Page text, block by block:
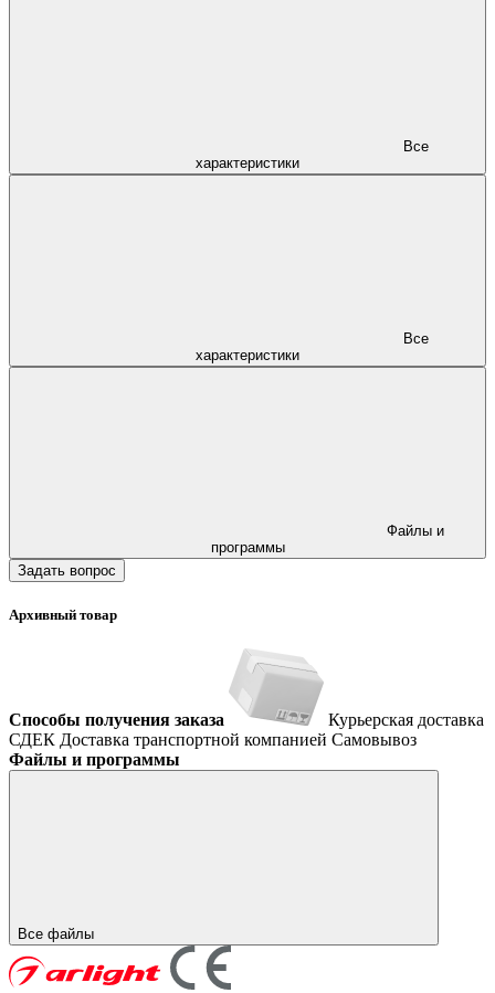
характеристики
характеристики
программы
Задать вопрос
Архивный товар
Способы получения заказа
Курьерская доставка
СДЕК Доставка транспортной компанией Самовывоз
Файлы и программы
Все файлы